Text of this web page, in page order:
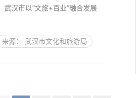
武汉市以“文旅+百业”融合发展
来源： 武汉市文化和旅游局